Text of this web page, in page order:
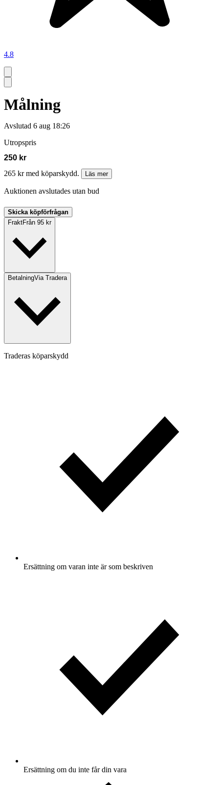
4.8
Målning
Avslutad 6 aug 18:26
Utropspris
250 kr
265 kr med köparskydd.
Läs mer
Auktionen avslutades utan bud
Skicka köpförfrågan
FraktFrån 95 kr
BetalningVia Tradera
Traderas köparskydd
Ersättning om varan inte är som beskriven
Ersättning om du inte får din vara